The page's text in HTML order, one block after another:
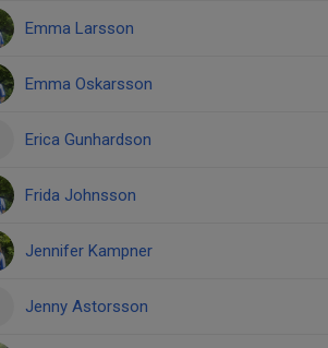
Emma Larsson
Emma Oskarsson
Erica Gunhardson
Frida Johnsson
Jennifer Kampner
Jenny Astorsson